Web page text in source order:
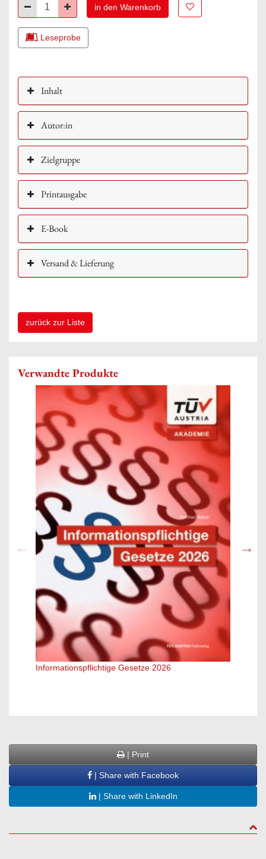
Minus Plus in den Warenkorb Zur Merkliste
Leseprobe
Inhalt
Autor:in
Zielgruppe
Printausgabe
E-Book
Versand & Lieferung
zurück zur Liste
Verwandte Produkte
Informationspflichtige Gesetze 2026
| Print
| Share with Facebook
| Share with LinkedIn
to